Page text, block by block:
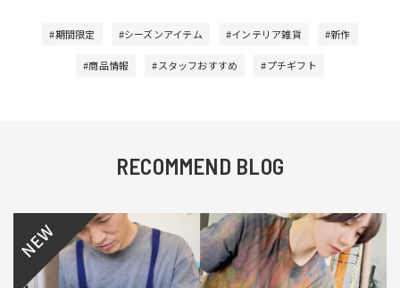
#期間限定 #シーズンアイテム #インテリア雑貨 #新作
#商品情報 #スタッフおすすめ #プチギフト
RECOMMEND BLOG
NEW